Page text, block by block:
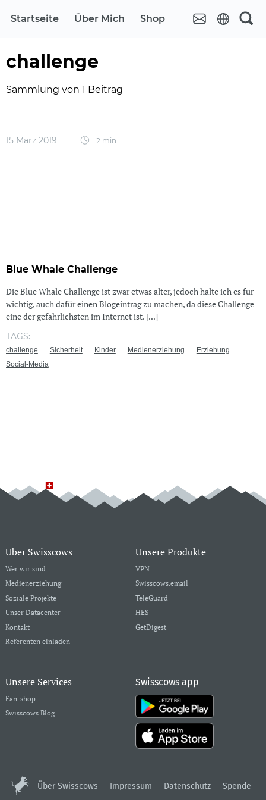
Startseite Über Mich Shop
challenge
Sammlung von 1 Beitrag
15 März 2019 2 min
Blue Whale Challenge
Die Blue Whale Challenge ist zwar etwas älter, jedoch halte ich es für
wichtig, auch dafür einen Blogeintrag zu machen, da diese Challenge
eine der gefährlichsten im Internet ist. [...]
TAGS:
challenge Sicherheit Kinder Medienerziehung
Erziehung
Social-Media
Über Swisscows
Wer wir sind
Medienerziehung
Soziale Projekte
Unser Datacenter
Kontakt
Referenten einladen
Unsere Produkte
VPN
Swisscows.email
TeleGuard
HES
GetDigest
Unsere Services
Fan-shop
Swisscows Blog
Swisscows app
Über Swisscows Impressum Datenschutz Spende